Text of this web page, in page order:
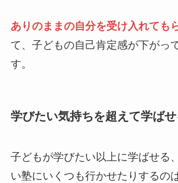
ありのままの自分を受け入れても
て、子どもの自己肯定感が下がっ
す。
学びたい気持ちを超えて学ばせ
子どもが学びたい以上に学ばせる
い塾にいくつも行かせたりするの